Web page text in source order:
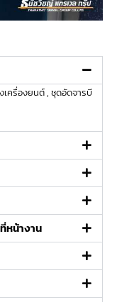
เครื่องยนต์ , ชุดอัดจารบี
หน้างาน​